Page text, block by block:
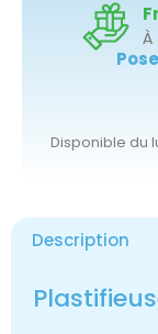
Disponible du
Description